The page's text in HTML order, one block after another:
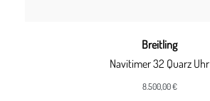
Breitling
Navitimer 32 Quarz Uhr
8.500,00 €